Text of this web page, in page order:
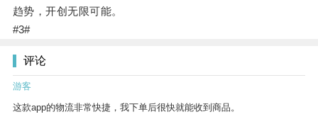
趋势，开创无限可能。
#3#
评论
游客
这款app的物流非常快捷，我下单后很快就能收到商品。